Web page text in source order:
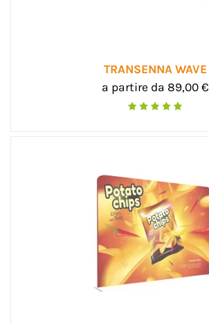
TRANSENNA WAVE
a partire da 89,00 €